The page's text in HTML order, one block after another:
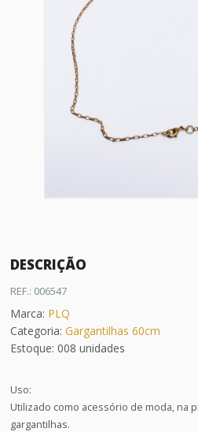
DESCRIÇÃO
REF.: 006547
Marca: PLQ
Categoria:Gargantilhas 60cm
Estoque: 008 unidades
Uso:
Utilizado como acessório de moda, na
gargantilhas.